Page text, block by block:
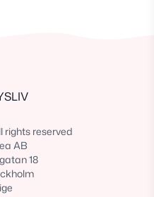
reserved
AB
18